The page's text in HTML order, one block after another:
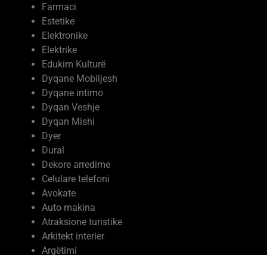
Estetike
Elektronike
Elektrike
Edukim Kulturë
Dyqane Mobiljesh
Dyqane intimo
Dyqan Veshje
Dyqan Mishi
Dyer
Dural
Dekore arredime
Celulare telefoni
Avokate
Auto makina
Atraksione turistike
Arkitekt interier
Argëtimi